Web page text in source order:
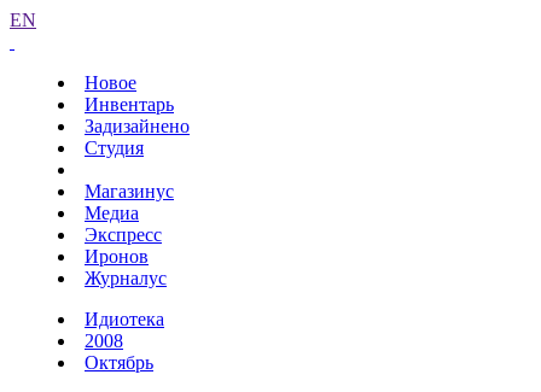
EN
Новое
Инвентарь
Задизайнено
Студия
Магазинус
Медиа
Экспресс
Иронов
Журналус
Идиотека
2008
Октябрь